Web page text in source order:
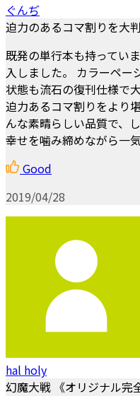
ぐんぢ
迫力のあるコマ割りを大
既発の単行本も持ってい
入しました。 カラーペー
状態も流石の復刊仕様で
迫力あるコマ割りをより
んな素晴らしい品質で、
幸せを噛み締めながら一
Good
2019/04/28
hal holy
幻魔大戦 《オリジナル完